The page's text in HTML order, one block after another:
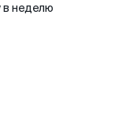
в неделю